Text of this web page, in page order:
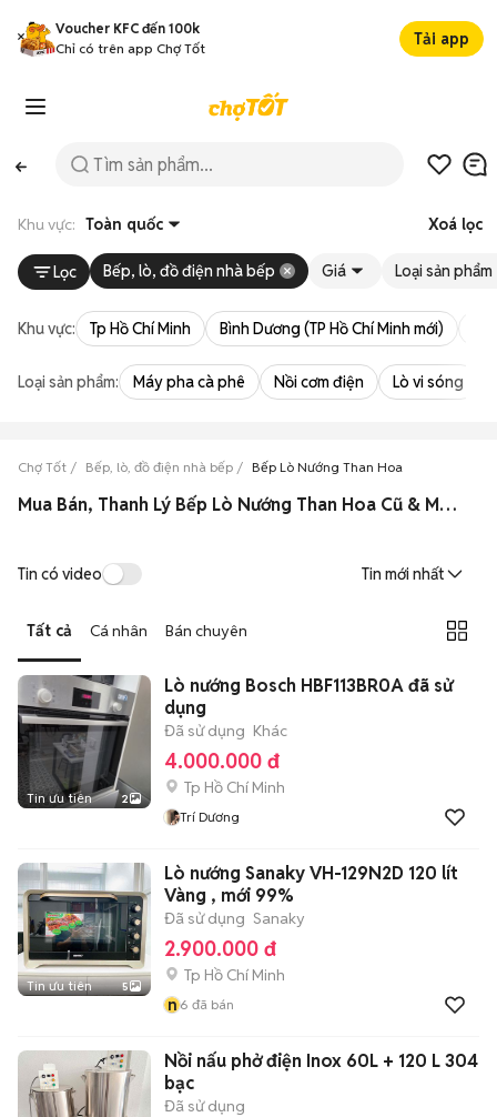
Voucher KFC đến 100k
Chỉ có trên app Chợ Tốt
Tải app
Khu vực: Toàn quốc Xoá lọc
Lọc Bếp, lò, đồ điện nhà bếp Giá Loại sản phẩm
Khu vực: Tp Hồ Chí Minh Bình Dương (TP Hồ Chí Minh mới)
Loại sản phẩm: Máy pha cà phê Nồi cơm điện Lò vi sóng
Chợ Tốt Bếp, lò, đồ điện nhà bếp Bếp Lò Nướng Than Hoa
Mua Bán, Thanh Lý Bếp Lò Nướng Than Hoa Cũ & Mới Giá Rẻ
Tin có video Tin mới nhất
Tất cả Cá nhân Bán chuyên
Tin ưu tiên 2
Lò nướng Bosch HBF113BR0A đã sử
dụng
Đã sử dụng Khác
4.000.000 đ
Tp Hồ Chí Minh
Trí Dương
Tin ưu tiên 5
Lò nướng Sanaky VH-129N2D 120 lít
Vàng , mới 99%
Đã sử dụng Sanaky
2.900.000 đ
Tp Hồ Chí Minh
n6 đã bán
Nồi nấu phở điện Inox 60L + 120 L 304
bạc
Đã sử dụng